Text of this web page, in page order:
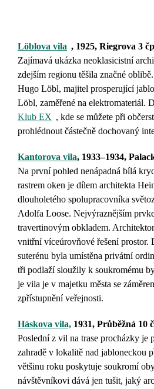
Löblova vila , 1925, Riegrova 3
Zajímavá ukázka neoklasicistní
zdejším regionu těšila značné
Hugo Löbl, majitel prosperující
Löbl, zaměřené na elektromateriál.
Klub EX , kde se můžete při
prohlédnout částečně dochovaný
Kantorova vila, 1933–1934,
Na první pohled nenápadná bílá
rastrem oken je dílem architekta
dlouholetého spolupracovníka
Adolfa Loose. Nejvýraznějším
travertinovým obkladem.
vnitřní víceúrovňové řešení prostor.
suterénu byla umístěna privátní
tři podlaží sloužily k soukromému
je vila je v majetku města se
zpřístupnění veřejnosti.
Háskova vila, 1931, Průběžná 10
Poslední z vil na trase procházky je
zahradě v lokalitě nad jabloneckou
většinu roku poskytuje soukromí
návštěvníkovi dává jen tušit, jaký